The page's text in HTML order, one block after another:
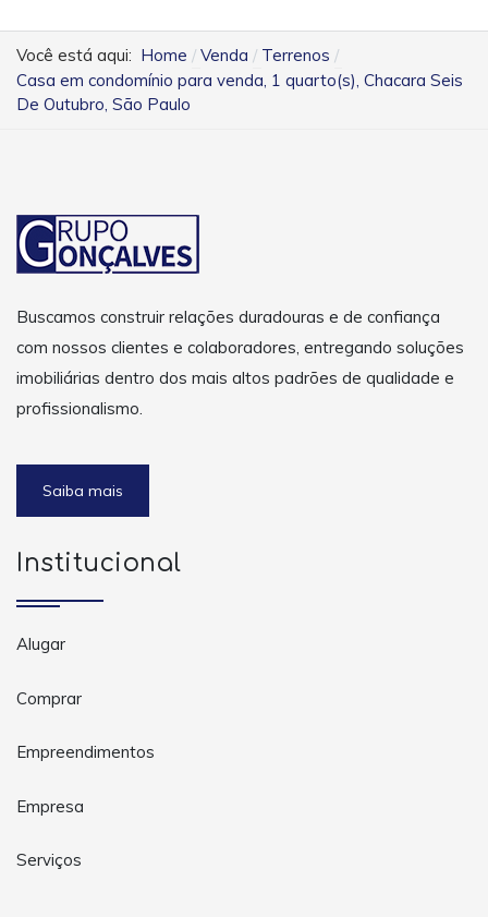
Você está aqui: Home Venda
Terrenos
Casa em condomínio para venda, 1 quarto(s), Chacara Seis
De Outubro, São Paulo
Buscamos construir relações duradouras e de confiança
com nossos clientes e colaboradores, entregando soluções
imobiliárias dentro dos mais altos padrões de qualidade e
profissionalismo.
Saiba mais
Institucional
Alugar
Comprar
Empreendimentos
Empresa
Serviços